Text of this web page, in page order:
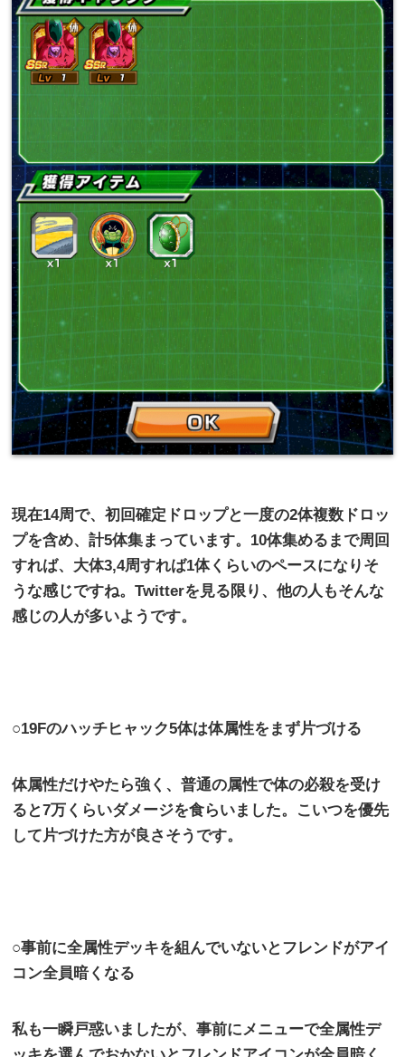
現在14周で、初回確定ドロップと一度の2体複数ドロッ
プを含め、計5体集まっています。 10体集めるまで周回
すれば、大体3,4周すれば1体くらいのペースになりそ
うな感じですね。Twitterを見る限り、他の人もそんな
感じの人が多いようです。
○19Fのハッチヒャック5体は体属性をまず片づける
体属性だけやたら強く、普通の属性で体の必殺を受け
ると7万くらいダメージを食らいました。こいつを優先
して片づけた方が良さそうです。
○事前に全属性デッキを組んでいないとフレンドがアイ
コン全員暗くなる
私も一瞬戸惑いましたが、事前にメニューで全属性デ